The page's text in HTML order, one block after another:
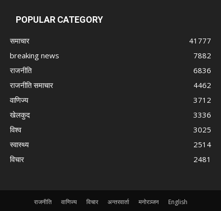
POPULAR CATEGORY
समाचार
41777
breaking news
7882
राजनीति
6836
राजनीति समाचार
4462
वाणिज्य
3712
खेलकुद
3336
विश्व
3025
स्वास्थ्य
2514
विचार
2481
राजनीति वाणिज्य विचार अन्तरवार्ता मनोरञ्जन English